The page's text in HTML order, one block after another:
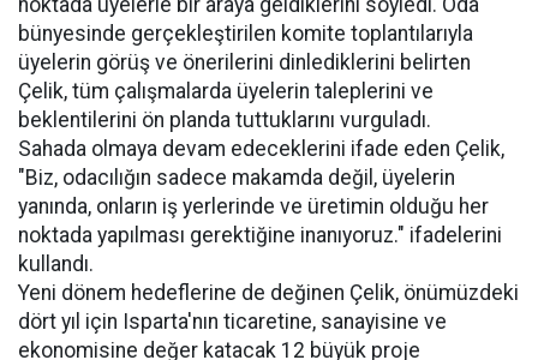
noktada üyelerle bir araya geldiklerini söyledi. Oda
bünyesinde gerçekleştirilen komite toplantılarıyla
üyelerin görüş ve önerilerini dinlediklerini belirten
Çelik, tüm çalışmalarda üyelerin taleplerini ve
beklentilerini ön planda tuttuklarını vurguladı.
Sahada olmaya devam edeceklerini ifade eden Çelik,
"Biz, odacılığın sadece makamda değil, üyelerin
yanında, onların iş yerlerinde ve üretimin olduğu her
noktada yapılması gerektiğine inanıyoruz." ifadelerini
kullandı.
Yeni dönem hedeflerine de değinen Çelik, önümüzdeki
dört yıl için Isparta'nın ticaretine, sanayisine ve
ekonomisine değer katacak 12 büyük proje